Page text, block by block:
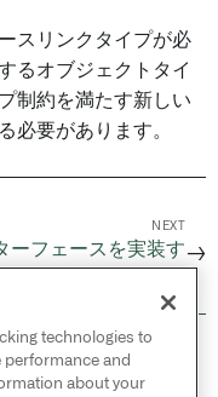
スリンクタイプが必
るオブジェクトタイ
制約を満たす新しい
必要があります。
NEXT
ーフェースを実装す→
All rights
technologies to
performance and
about your